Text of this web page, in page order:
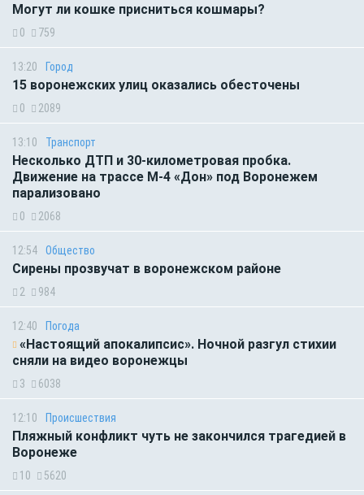
Могут ли кошке присниться кошмары?
0 759
13:20 Город
15 воронежских улиц оказались обесточены
0 2089
13:10 Транспорт
Несколько ДТП и 30-километровая пробка.
Движение на трассе М-4 «Дон» под Воронежем
парализовано
0 2068
12:54 Общество
Сирены прозвучат в воронежском районе
2 984
12:40 Погода
«Настоящий апокалипсис». Ночной разгул стихии
сняли на видео воронежцы
3 6038
12:10 Происшествия
Пляжный конфликт чуть не закончился трагедией в
Воронеже
10 5620